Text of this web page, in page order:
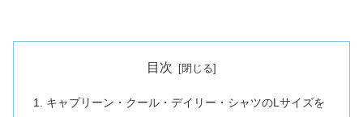
目次
キャプリーン・クール・デイリー・シャツのLサイズを